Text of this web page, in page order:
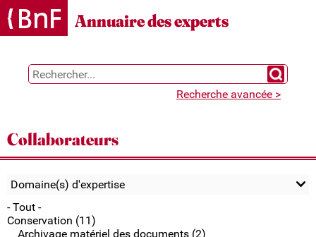
Gestion des cookies
Annuaire des experts
Chercher
Recherche avancée >
Collaborateurs
Domaine(s) d'expertise
- Tout -
Conservation (11)
Archivage matériel des documents (2)